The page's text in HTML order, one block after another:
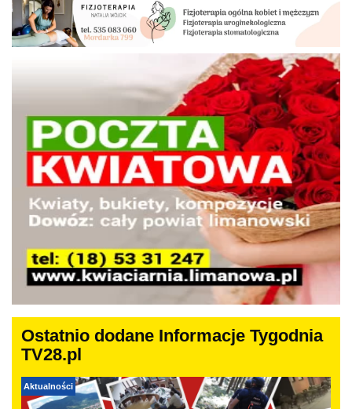
Ostatnio dodane Informacje Tygodnia
TV28.pl
Aktualności